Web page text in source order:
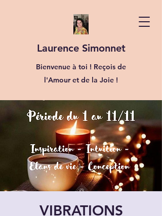
Laurence Simonnet
Bienvenue à toi ! Reçois de
l'Amour et de la Joie !
VIBRATIONS